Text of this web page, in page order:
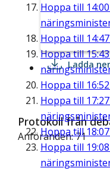
Hoppa till 14:00
Hoppa till 14:47
Hoppa till15:43
Hoppa till 16:52
Hoppa till 17:27
Hoppa till 18:07
Hoppa till 19:08
Ladda ner
Protokoll från
Anföranden: 71